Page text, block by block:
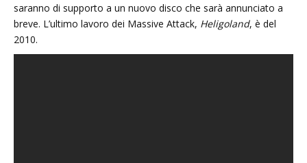
saranno di supporto a un nuovo disco che sarà annunciato a
breve. L’ultimo lavoro dei Massive Attack, Heligoland, è del
2010.